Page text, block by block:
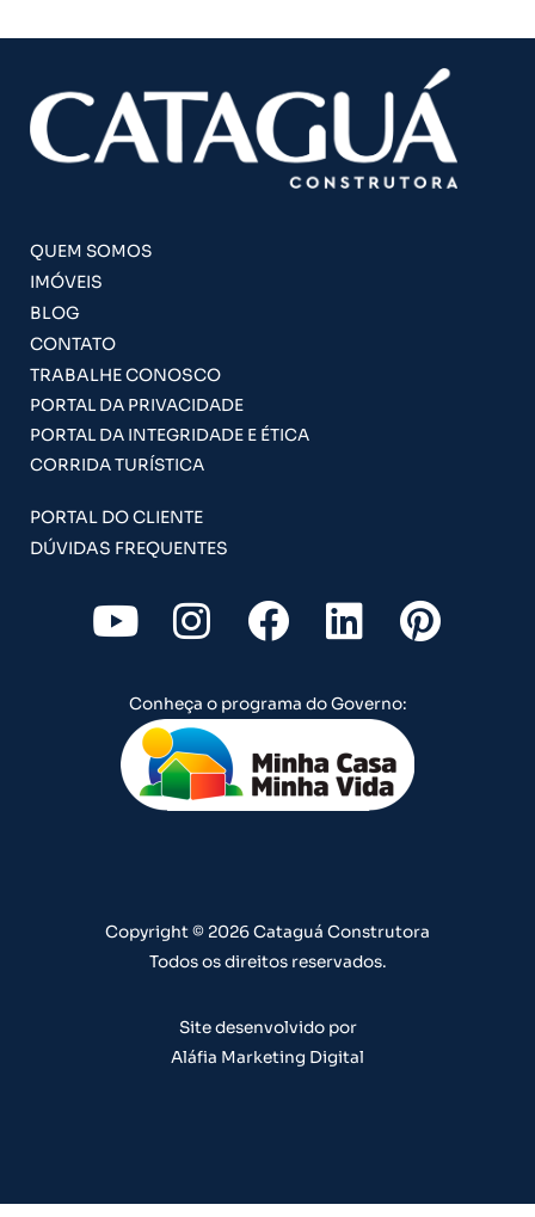
QUEM SOMOS
IMÓVEIS
BLOG
CONTATO
TRABALHE CONOSCO
PORTAL DA PRIVACIDADE
PORTAL DA INTEGRIDADE E ÉTICA
CORRIDA TURÍSTICA
PORTAL DO CLIENTE
DÚVIDAS FREQUENTES
Y
o
u
t
u
b
I
n
s
t
a
g
m
F
a
c
e
b
o
L
i
n
k
e
d
P
i
t
Conheça o programa do Governo:
Copyright © 2026 Cataguá Construtora
Todos os direitos reservados.
Site desenvolvido por
Aláfia Marketing Digital